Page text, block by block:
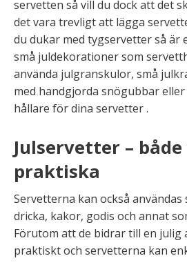
servetten så vill du dock att det
det vara trevligt att lägga
du dukar med tygservetter så är
små juldekorationer som
använda julgranskulor, små
med handgjorda snögubbar
hållare för dina servetter .
Julservetter –
praktiska
Servetterna kan också
dricka, kakor, godis och annat
Förutom att de bidrar till en julig
praktiskt och servetterna kan